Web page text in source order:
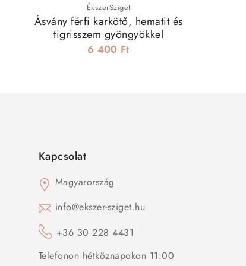
ÉkszerSziget
Ásvány férfi karkötő, hematit és
tigrisszem gyöngyökkel
6 400 Ft
Kapcsolat
Magyarország
info@ekszer-sziget.hu
+36 30 228 4431
Telefonon hétköznapokon 11:00